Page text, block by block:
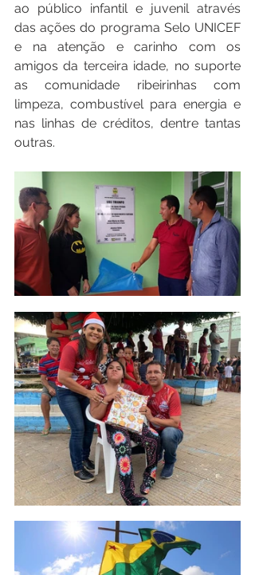
ao público infantil e juvenil através
das ações do programa Selo UNICEF
e na atenção e carinho com os
amigos da terceira idade, no suporte
as comunidade ribeirinhas com
limpeza, combustível para energia e
nas linhas de créditos, dentre tantas
outras.